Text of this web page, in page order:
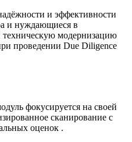
и эффективности
и нуждающиеся в
техническую модернизацию
проведении Due Diligence
фокусируется на своей
сканирование с
оценок .